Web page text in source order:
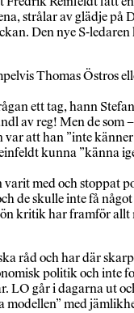
strålar av glädje på
Den nye S-
Thomas Östros
ett tag, hann
av reg! Men de som
att han ”inte
kunna ”känna
med och
de skulle inte få
kritik har framför
råd och har där
politik och
LO går i dagarna ut
med